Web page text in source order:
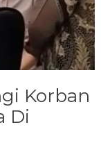
Korban
Di